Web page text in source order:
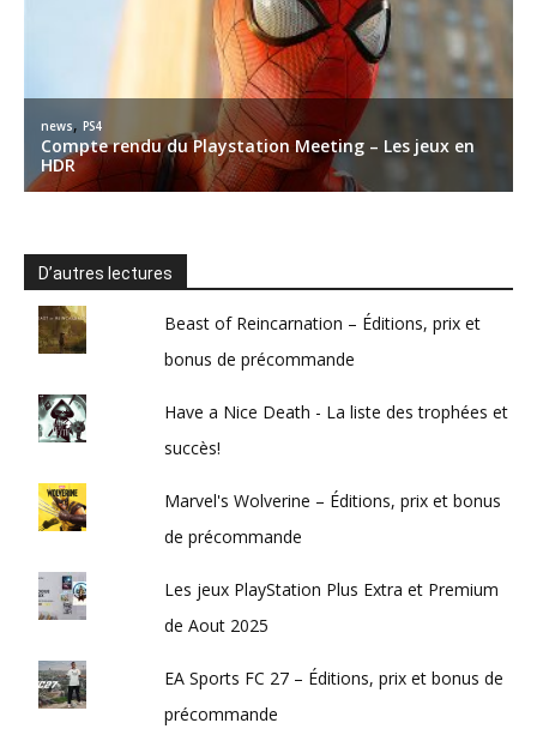
D’autres lectures
Beast of Reincarnation – Éditions, prix et
bonus de précommande
Have a Nice Death - La liste des trophées et
succès!
Marvel's Wolverine – Éditions, prix et bonus
de précommande
Les jeux PlayStation Plus Extra et Premium
de Aout 2025
EA Sports FC 27 – Éditions, prix et bonus de
précommande